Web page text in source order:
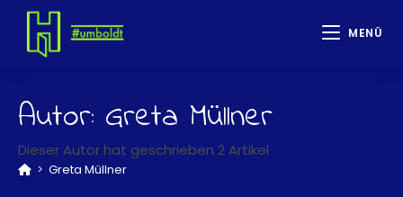
MENÜ
Autor: Greta Müllner
Dieser Autor hat geschrieben 2 Artikel
> Greta Müllner